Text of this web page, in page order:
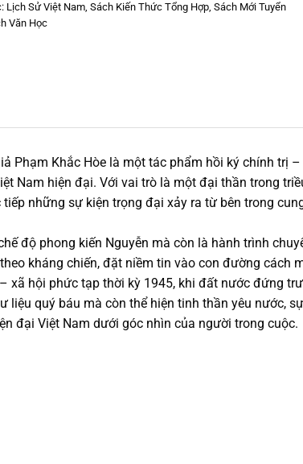
Lịch Sử Việt Nam,Sách Kiến Thức Tổng Hợp,Sách Mới Tuyển
Văn Học
Phạm Khắc Hòe là một tác phẩm hồi ký chính
Nam hiện đại. Với vai trò là một đại thần trong
những sự kiện trọng đại xảy ra từ bên trong
độ phong kiến Nguyễn mà còn là hành trình
kháng chiến, đặt niềm tin vào con đường cách
xã hội phức tạp thời kỳ 1945, khi đất nước đứng
liệu quý báu mà còn thể hiện tinh thần yêu nước,
đại Việt Nam dưới góc nhìn của người trong cuộc.